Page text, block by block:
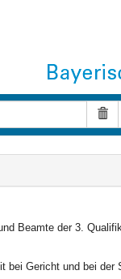
Beamte der 3.
bei Gericht und bei der